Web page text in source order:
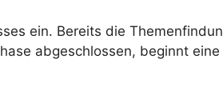
ein. Bereits die
abgeschlossen, beginnt